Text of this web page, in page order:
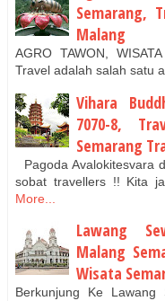
Semarang,
Malang
AGRO TAWON,
Travel adalah salah satu
Vihara
7070-8,
Semarang
Pagoda Avalokitesvara
sobat travellers !! Kita
More...
Lawang
Malang
Wisata
Berkunjung Ke